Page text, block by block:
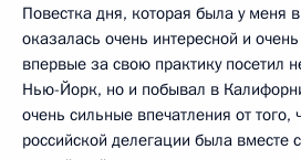
Повестка дня, которая была у меня
оказалась очень интересной и
впервые за свою практику посетил
Нью-Йорк, но и побывал в
очень сильные впечатления от того,
российской делегации была вместе